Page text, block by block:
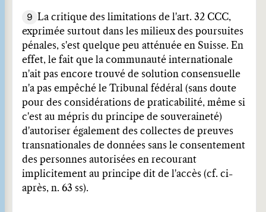
9
La critique des limitations de l'art. 32 CCC,
exprimée surtout dans les milieux des poursuites
pénales, s'est quelque peu atténuée en Suisse. En
effet, le fait que la communauté internationale
n'ait pas encore trouvé de solution consensuelle
n'a pas empêché le Tribunal fédéral (sans doute
pour des considérations de praticabilité, même si
c'est au mépris du principe de souveraineté)
d'autoriser également des collectes de preuves
transnationales de données sans le consentement
des personnes autorisées en recourant
implicitement au principe dit de l'accès (cf. ci-
après, n. 63 ss).